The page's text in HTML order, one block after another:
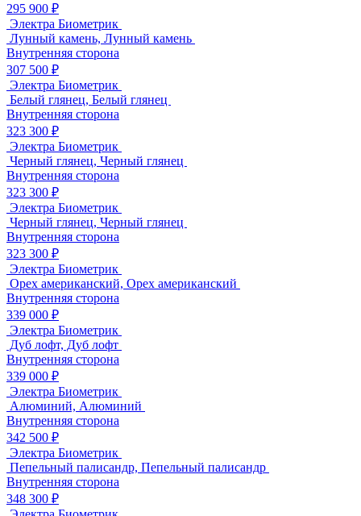
295 900 ₽
Электра Биометрик
Лунный камень, Лунный камень
Внутренняя сторона
307 500 ₽
Электра Биометрик
Белый глянец, Белый глянец
Внутренняя сторона
323 300 ₽
Электра Биометрик
Черный глянец, Черный глянец
Внутренняя сторона
323 300 ₽
Электра Биометрик
Черный глянец, Черный глянец
Внутренняя сторона
323 300 ₽
Электра Биометрик
Орех американский, Орех американский
Внутренняя сторона
339 000 ₽
Электра Биометрик
Дуб лофт, Дуб лофт
Внутренняя сторона
339 000 ₽
Электра Биометрик
Алюминий, Алюминий
Внутренняя сторона
342 500 ₽
Электра Биометрик
Пепельный палисандр, Пепельный палисандр
Внутренняя сторона
348 300 ₽